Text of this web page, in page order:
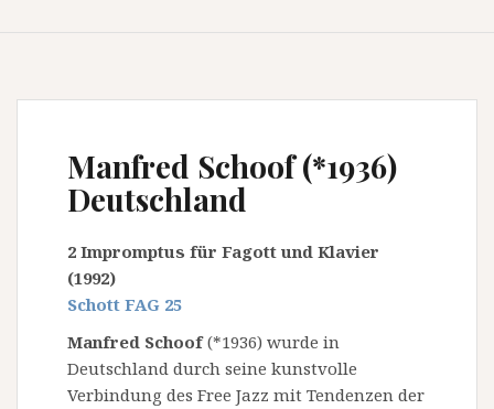
Manfred Schoof (*1936)
Deutschland
2 Impromptus für Fagott und Klavier
(1992)
Schott FAG 25
Manfred Schoof(*1936) wurde in
Deutschland durch seine kunstvolle
Verbindung des Free Jazz mit Tendenzen der